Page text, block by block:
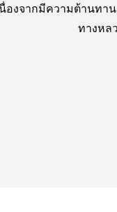
องจากมีความต้านท
ทางหล